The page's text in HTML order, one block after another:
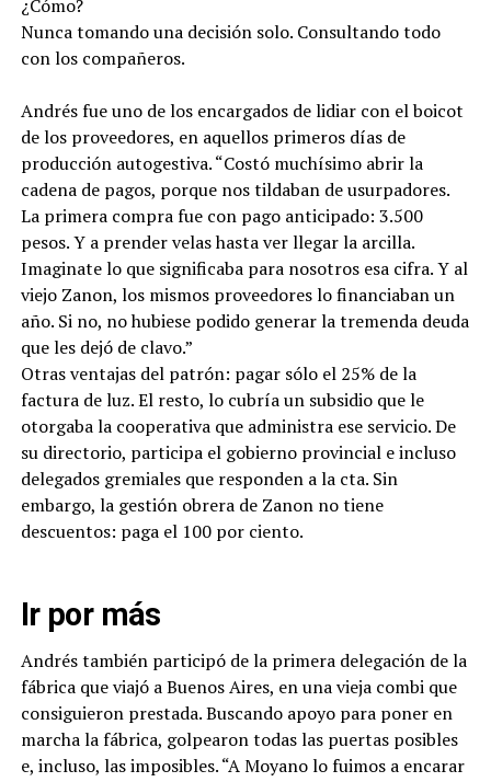
¿Cómo?
Nunca tomando una decisión solo. Consultando todo
con los compañeros.
Andrés fue uno de los encargados de lidiar con el boicot
de los proveedores, en aquellos primeros días de
producción autogestiva. “Costó muchísimo abrir la
cadena de pagos, porque nos tildaban de usurpadores.
La primera compra fue con pago anticipado: 3.500
pesos. Y a prender velas hasta ver llegar la arcilla.
Imaginate lo que significaba para nosotros esa cifra. Y al
viejo Zanon, los mismos proveedores lo financiaban un
año. Si no, no hubiese podido generar la tremenda deuda
que les dejó de clavo.”
Otras ventajas del patrón: pagar sólo el 25% de la
factura de luz. El resto, lo cubría un subsidio que le
otorgaba la cooperativa que administra ese servicio. De
su directorio, participa el gobierno provincial e incluso
delegados gremiales que responden a la cta. Sin
embargo, la gestión obrera de Zanon no tiene
descuentos: paga el 100 por ciento.
Ir por más
Andrés también participó de la primera delegación de la
fábrica que viajó a Buenos Aires, en una vieja combi que
consiguieron prestada. Buscando apoyo para poner en
marcha la fábrica, golpearon todas las puertas posibles
e, incluso, las imposibles. “A Moyano lo fuimos a encarar